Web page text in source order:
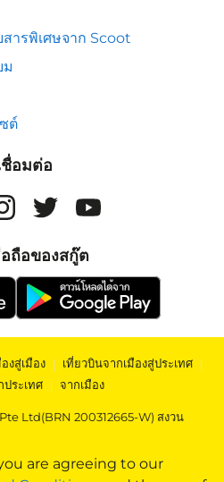
are agreeing to our
ารพิเศษจาก Scoot
ม
ต์
ชื่อมต่อ
ถือของสกู๊ต
งสู่เมือง | เที่ยวบินจากเมืองสู่ประเทศ |
ประเทศ | จากเมือง
Ltd(BRN 200312665-W) สงวน